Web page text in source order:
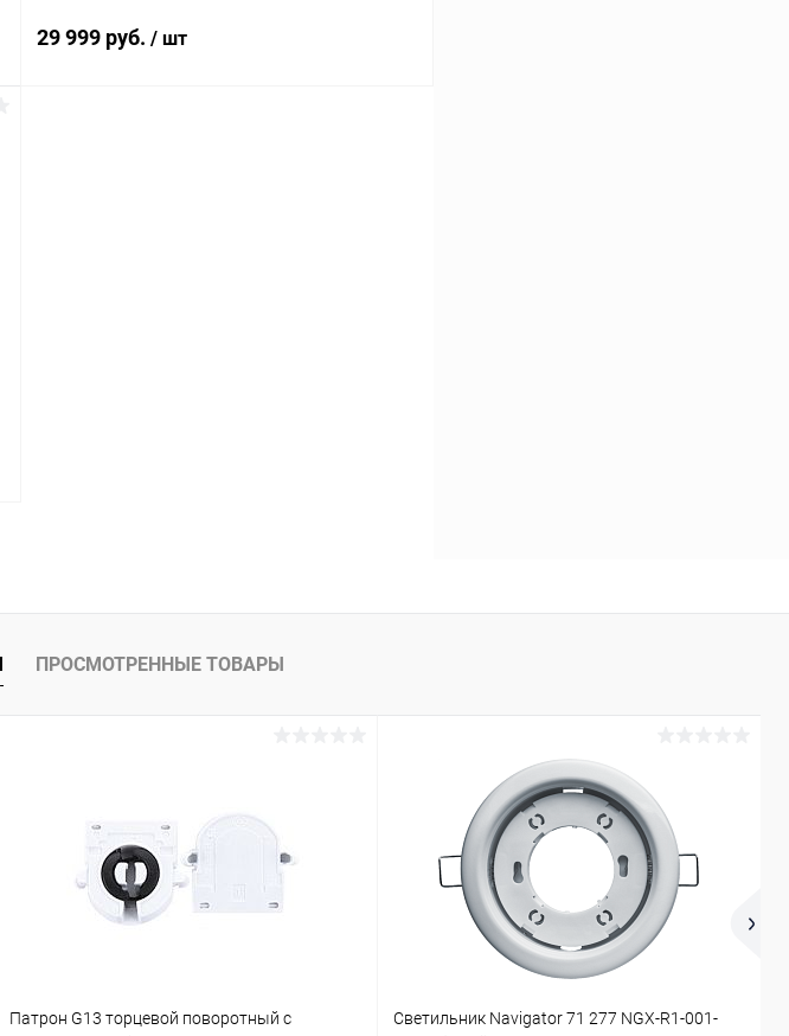
29 999 руб. / шт
ПРОСМОТРЕННЫЕ ТОВАРЫ
Патрон G13 торцевой поворотный с
Светильник Navigator 71 277 NGX-R1-001-